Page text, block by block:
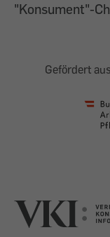
"Konsument"-
Gefördert